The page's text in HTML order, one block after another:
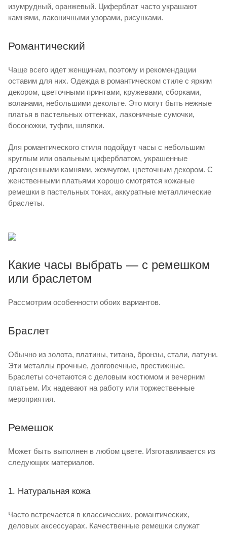
изумрудный, оранжевый. Циферблат часто украшают
камнями, лаконичными узорами, рисунками.
Романтический
Чаще всего идет женщинам, поэтому и рекомендации
оставим для них. Одежда в романтическом стиле с ярким
декором, цветочными принтами, кружевами, сборками,
воланами, небольшими декольте. Это могут быть нежные
платья в пастельных оттенках, лаконичные сумочки,
босоножки, туфли, шляпки.
Для романтического стиля подойдут часы с небольшим
круглым или овальным циферблатом, украшенные
драгоценными камнями, жемчугом, цветочным декором. С
женственными платьями хорошо смотрятся кожаные
ремешки в пастельных тонах, аккуратные металлические
браслеты.
Какие часы выбрать — с ремешком
или браслетом
Рассмотрим особенности обоих вариантов.
Браслет
Обычно из золота, платины, титана, бронзы, стали, латуни.
Эти металлы прочные, долговечные, престижные.
Браслеты сочетаются с деловым костюмом и вечерним
платьем. Их надевают на работу или торжественные
мероприятия.
Ремешок
Может быть выполнен в любом цвете. Изготавливается из
следующих материалов.
1. Натуральная кожа
Часто встречается в классических, романтических,
деловых аксессуарах. Качественные ремешки служат